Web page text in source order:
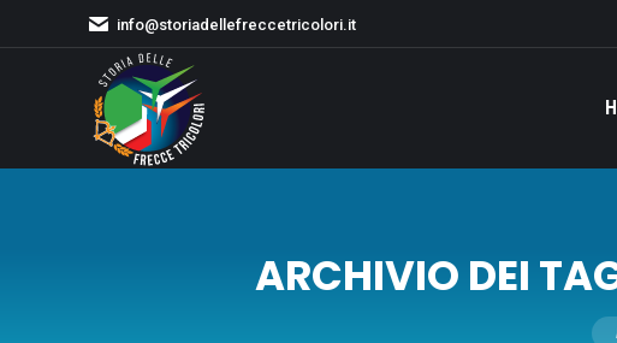
info@storiadellefreccetricolori.it
ARCHIVIO DEI